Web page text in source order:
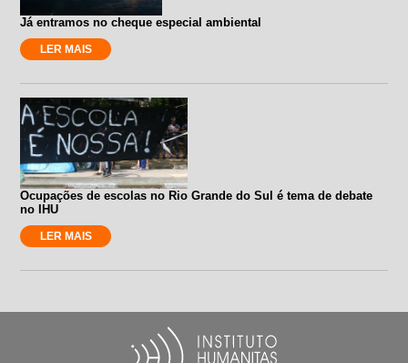
Já entramos no cheque especial ambiental
LER MAIS
Ocupações de escolas no Rio Grande do Sul é tema de debate
no IHU
LER MAIS